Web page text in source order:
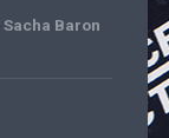
Sacha Baron